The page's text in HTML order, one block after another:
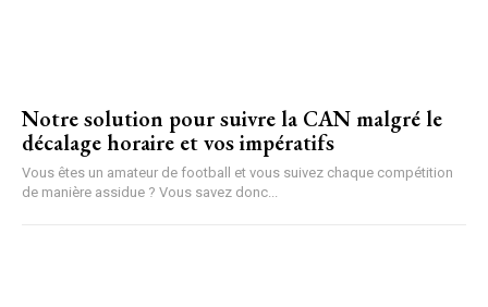
Notre solution pour suivre la CAN malgré le
décalage horaire et vos impératifs
Vous êtes un amateur de football et vous suivez chaque compétition
de manière assidue ? Vous savez donc...